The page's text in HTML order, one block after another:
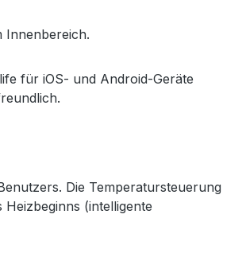
Innenbereich.
für iOS- und Android-Geräte
Die Temperatursteuerung
(intelligente